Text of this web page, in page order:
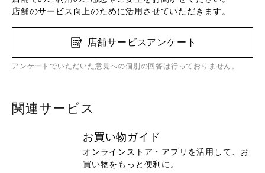
店舗のサービス向上のために活用させていただきます。
店舗サービスアンケート
アンケートでいただいた意見への個別の回答は行っておりません。
関連サービス
お買い物ガイド
オンラインストア・アプリを活用して、お
買い物をもっと便利に。